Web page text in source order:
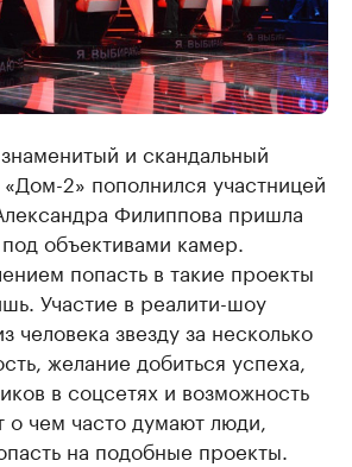
и скандальный
2» пополнился участницей
Филиппова пришла
объективами камер.
попасть в такие проекты
Участие в реалити-шоу
человека звезду за несколько
желание добиться успеха,
в соцсетях и возможность
о чем часто думают люди,
на подобные проекты.